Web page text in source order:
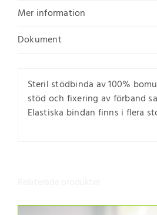
Mer information
Dokument
Steril stödbinda av 100%
stöd och fixering av förband
Elastiska bindan finns i flera